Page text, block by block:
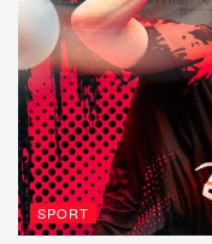
SPORT